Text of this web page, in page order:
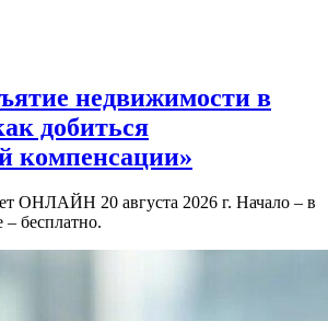
недвижимости в
добиться
компенсации»
ОНЛАЙН 20 августа 2026 г. Начало – в
– бесплатно.